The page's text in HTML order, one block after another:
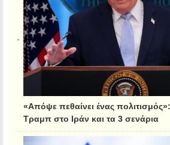
«Απόψε πεθαίνει ένας
Τραμπ στο Ιράν και τα 3 σενάρια